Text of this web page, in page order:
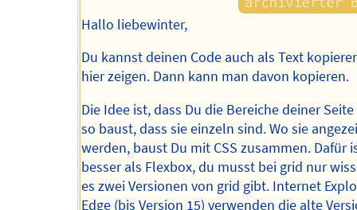
Hallo liebewinter,
Du kannst deinen Code auch als Text
hier zeigen. Dann kann man davon kopieren.
Die Idee ist, dass Du die Bereiche deiner
so baust, dass sie einzeln sind. Wo sie
werden, baust Du mit CSS zusammen. Dafür
besser als Flexbox, du musst bei grid nur
es zwei Versionen von grid gibt. Internet
Edge (bis Version 15) verwenden die alte